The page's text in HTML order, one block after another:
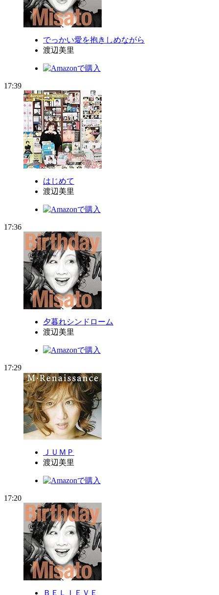
でっかい愛を抱きしめながら
渡辺美里
17:39
はじめて
渡辺美里
17:36
夕暮れシンドローム
渡辺美里
17:29
ＪＵＭＰ
渡辺美里
17:20
ＢＥＬＩＥＶＥ